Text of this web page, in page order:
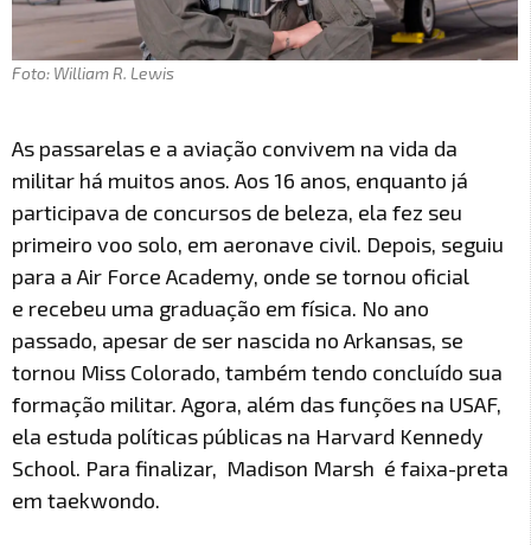
Foto: William R. Lewis
As passarelas e a aviação convivem na vida da
militar há muitos anos. Aos 16 anos, enquanto já
participava de concursos de beleza, ela fez seu
primeiro voo solo, em aeronave civil. Depois, seguiu
para a Air Force Academy, onde se tornou oficial
e recebeu uma graduação em física. No ano
passado, apesar de ser nascida no Arkansas, se
tornou Miss Colorado, também tendo concluído sua
formação militar. Agora, além das funções na USAF,
ela estuda políticas públicas na Harvard Kennedy
School. Para finalizar, Madison Marsh é faixa-preta
em taekwondo.